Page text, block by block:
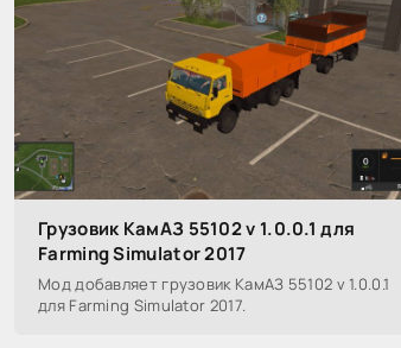
Грузовик КамАЗ 55102 v 1.0.0.1 для
Farming Simulator 2017
Мод добавляет грузовик КамАЗ 55102 v 1.0.0.1
для Farming Simulator 2017.